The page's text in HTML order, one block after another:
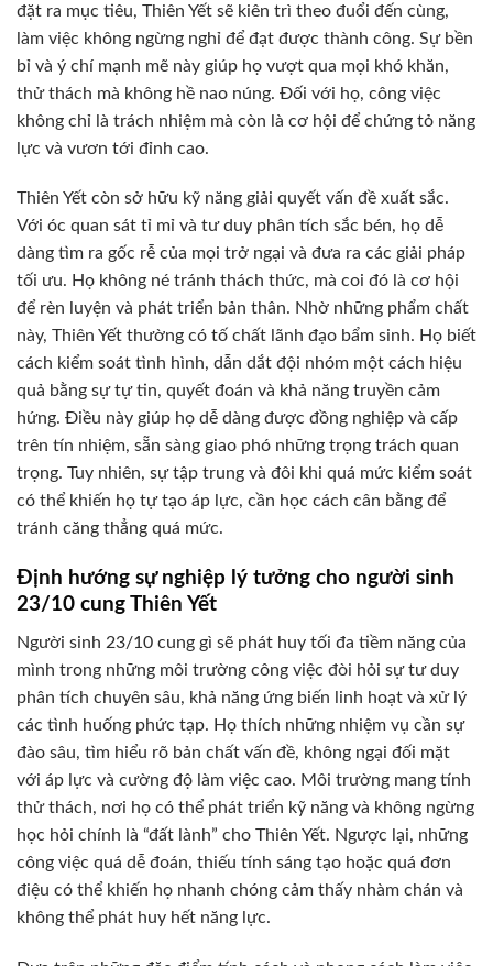
đặt ra mục tiêu, Thiên Yết sẽ kiên trì theo đuổi đến cùng,
làm việc không ngừng nghỉ để đạt được thành công. Sự bền
bỉ và ý chí mạnh mẽ này giúp họ vượt qua mọi khó khăn,
thử thách mà không hề nao núng. Đối với họ, công việc
không chỉ là trách nhiệm mà còn là cơ hội để chứng tỏ năng
lực và vươn tới đỉnh cao.
Thiên Yết còn sở hữu kỹ năng giải quyết vấn đề xuất sắc.
Với óc quan sát tỉ mỉ và tư duy phân tích sắc bén, họ dễ
dàng tìm ra gốc rễ của mọi trở ngại và đưa ra các giải pháp
tối ưu. Họ không né tránh thách thức, mà coi đó là cơ hội
để rèn luyện và phát triển bản thân. Nhờ những phẩm chất
này, Thiên Yết thường có tố chất lãnh đạo bẩm sinh. Họ biết
cách kiểm soát tình hình, dẫn dắt đội nhóm một cách hiệu
quả bằng sự tự tin, quyết đoán và khả năng truyền cảm
hứng. Điều này giúp họ dễ dàng được đồng nghiệp và cấp
trên tín nhiệm, sẵn sàng giao phó những trọng trách quan
trọng. Tuy nhiên, sự tập trung và đôi khi quá mức kiểm soát
có thể khiến họ tự tạo áp lực, cần học cách cân bằng để
tránh căng thẳng quá mức.
Định hướng sự nghiệp lý tưởng cho người sinh
23/10 cung Thiên Yết
Người sinh 23/10 cung gì sẽ phát huy tối đa tiềm năng của
mình trong những môi trường công việc đòi hỏi sự tư duy
phân tích chuyên sâu, khả năng ứng biến linh hoạt và xử lý
các tình huống phức tạp. Họ thích những nhiệm vụ cần sự
đào sâu, tìm hiểu rõ bản chất vấn đề, không ngại đối mặt
với áp lực và cường độ làm việc cao. Môi trường mang tính
thử thách, nơi họ có thể phát triển kỹ năng và không ngừng
học hỏi chính là “đất lành” cho Thiên Yết. Ngược lại, những
công việc quá dễ đoán, thiếu tính sáng tạo hoặc quá đơn
điệu có thể khiến họ nhanh chóng cảm thấy nhàm chán và
không thể phát huy hết năng lực.